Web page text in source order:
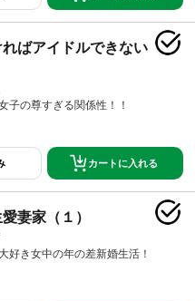
ばアイドルできない
子の尊すぎる関係性！！
カートに入れる
妻家（１）
好き女中の年の差新婚生活！